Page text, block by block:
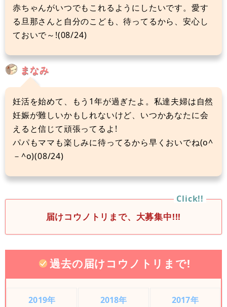
赤ちゃんがいつでもこれるようにしたいです。愛す
る旦那さんと自分のこども、待ってるから、安心し
ておいで～!(08/24)
まなみ
妊活を始めて、もう1年が過ぎたよ。私達夫婦は自然
妊娠が難しいかもしれないけど、いつかあなたに会
えると信じて頑張ってるよ!
パパもママも楽しみに待ってるから早くおいでね(o^
－^o)(08/24)
届けコウノトリまで、大募集中!!!
過去の届けコウノトリまで!
2019年 2018年 2017年